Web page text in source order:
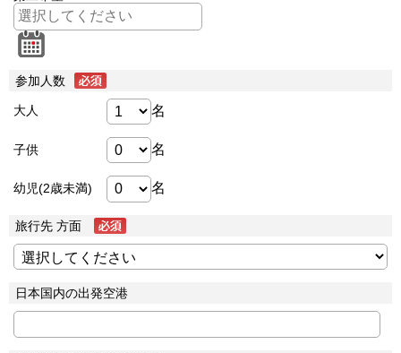
参加人数
大人 名
子供 名
幼児(2歳未満) 名
旅行先 方面
日本国内の出発空港